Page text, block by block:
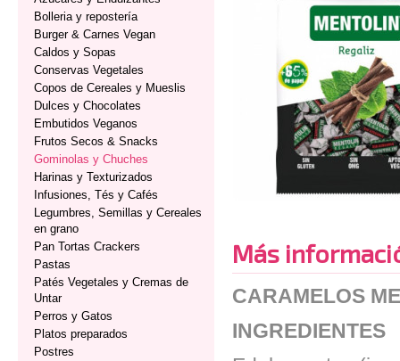
Bolleria y repostería
Burger & Carnes Vegan
Caldos y Sopas
Conservas Vegetales
Copos de Cereales y Mueslis
Dulces y Chocolates
Embutidos Veganos
Frutos Secos & Snacks
Gominolas y Chuches
Harinas y Texturizados
Infusiones, Tés y Cafés
Legumbres, Semillas y Cereales
en grano
Pan Tortas Crackers
Pastas
Patés Vegetales y Cremas de
Untar
Perros y Gatos
Platos preparados
Postres
Más
CARAMELOS
INGREDIENTES